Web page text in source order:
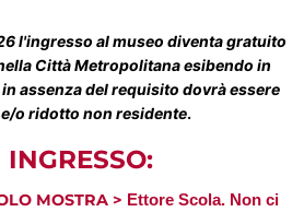
l'ingresso al museo diventa gratuito
Città Metropolitana esibendo in
assenza del requisito dovrà essere
o ridotto non residente.
MOSTRA > Ettore Scola. Non ci